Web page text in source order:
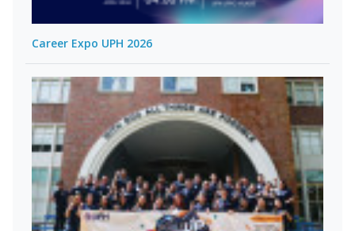
Career Expo UPH 2026